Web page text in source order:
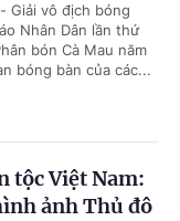
Giải vô địch bóng
Nhân Dân lần thứ
bón Cà Mau năm
bóng bàn của các...
tộc Việt Nam:
ảnh Thủ đô